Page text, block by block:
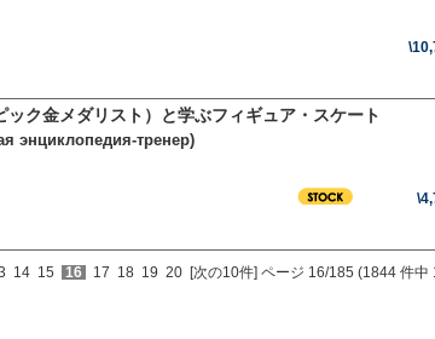
ク金メダリスト）と学ぶフィギュア・スケート
энциклопедия-тренер)
14 15 16 17 18 19 20 [次の10件] ページ 16/185 (1844 件中